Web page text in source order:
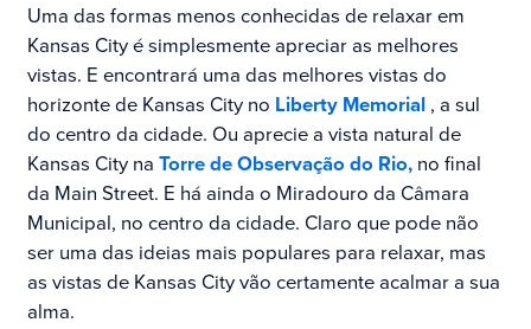
Uma das formas menos conhecidas de relaxar em
Kansas City é simplesmente apreciar as melhores
vistas. E encontrará uma das melhores vistas do
horizonte de Kansas City no Liberty Memorial, a sul
do centro da cidade. Ou aprecie a vista natural de
Kansas City na Torre de Observação do Rio,no final
da Main Street. E há ainda o Miradouro da Câmara
Municipal, no centro da cidade. Claro que pode não
ser uma das ideias mais populares para relaxar, mas
as vistas de Kansas City vão certamente acalmar a sua
alma.